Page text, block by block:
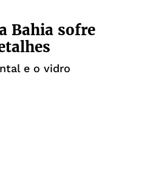
Bahia sofre
e o vidro